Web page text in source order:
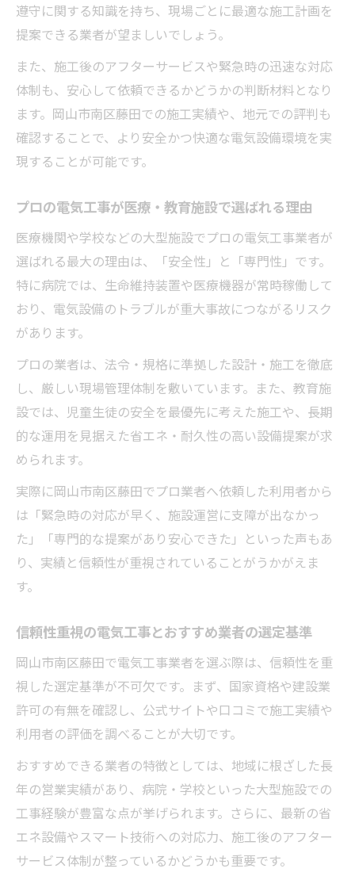
遵守に関する知識を持ち、現場ごとに最適な施工計画を
提案できる業者が望ましいでしょう。
また、施工後のアフターサービスや緊急時の迅速な対応
体制も、安心して依頼できるかどうかの判断材料となり
ます。岡山市南区藤田での施工実績や、地元での評判も
確認することで、より安全かつ快適な電気設備環境を実
現することが可能です。
プロの電気工事が医療・教育施設で選ばれる理由
医療機関や学校などの大型施設でプロの電気工事業者が
選ばれる最大の理由は、「安全性」と「専門性」です。
特に病院では、生命維持装置や医療機器が常時稼働して
おり、電気設備のトラブルが重大事故につながるリスク
があります。
プロの業者は、法令・規格に準拠した設計・施工を徹底
し、厳しい現場管理体制を敷いています。また、教育施
設では、児童生徒の安全を最優先に考えた施工や、長期
的な運用を見据えた省エネ・耐久性の高い設備提案が求
められます。
実際に岡山市南区藤田でプロ業者へ依頼した利用者から
は「緊急時の対応が早く、施設運営に支障が出なかっ
た」「専門的な提案があり安心できた」といった声もあ
り、実績と信頼性が重視されていることがうかがえま
す。
信頼性重視の電気工事とおすすめ業者の選定基準
岡山市南区藤田で電気工事業者を選ぶ際は、信頼性を重
視した選定基準が不可欠です。まず、国家資格や建設業
許可の有無を確認し、公式サイトや口コミで施工実績や
利用者の評価を調べることが大切です。
おすすめできる業者の特徴としては、地域に根ざした長
年の営業実績があり、病院・学校といった大型施設での
工事経験が豊富な点が挙げられます。さらに、最新の省
エネ設備やスマート技術への対応力、施工後のアフター
サービス体制が整っているかどうかも重要です。